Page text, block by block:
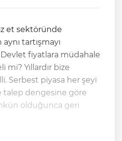
et sektöründe
tartışmayı
bize
Serbest piyasa her şeyi
talep dengesine göre
olduğunca geri